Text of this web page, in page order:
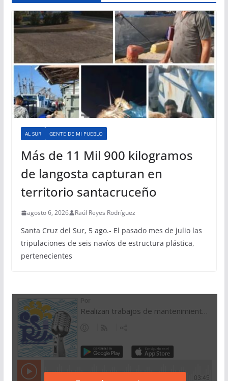
AL SUR GENTE DE MI PUEBLO
Más de 11 Mil 900 kilogramos
de langosta capturan en
territorio santacruceño
agosto 6, 2026 Raúl Reyes Rodríguez
Santa Cruz del Sur, 5 ago.- El pasado mes de julio las
tripulaciones de seis navíos de estructura plástica,
pertenecientes